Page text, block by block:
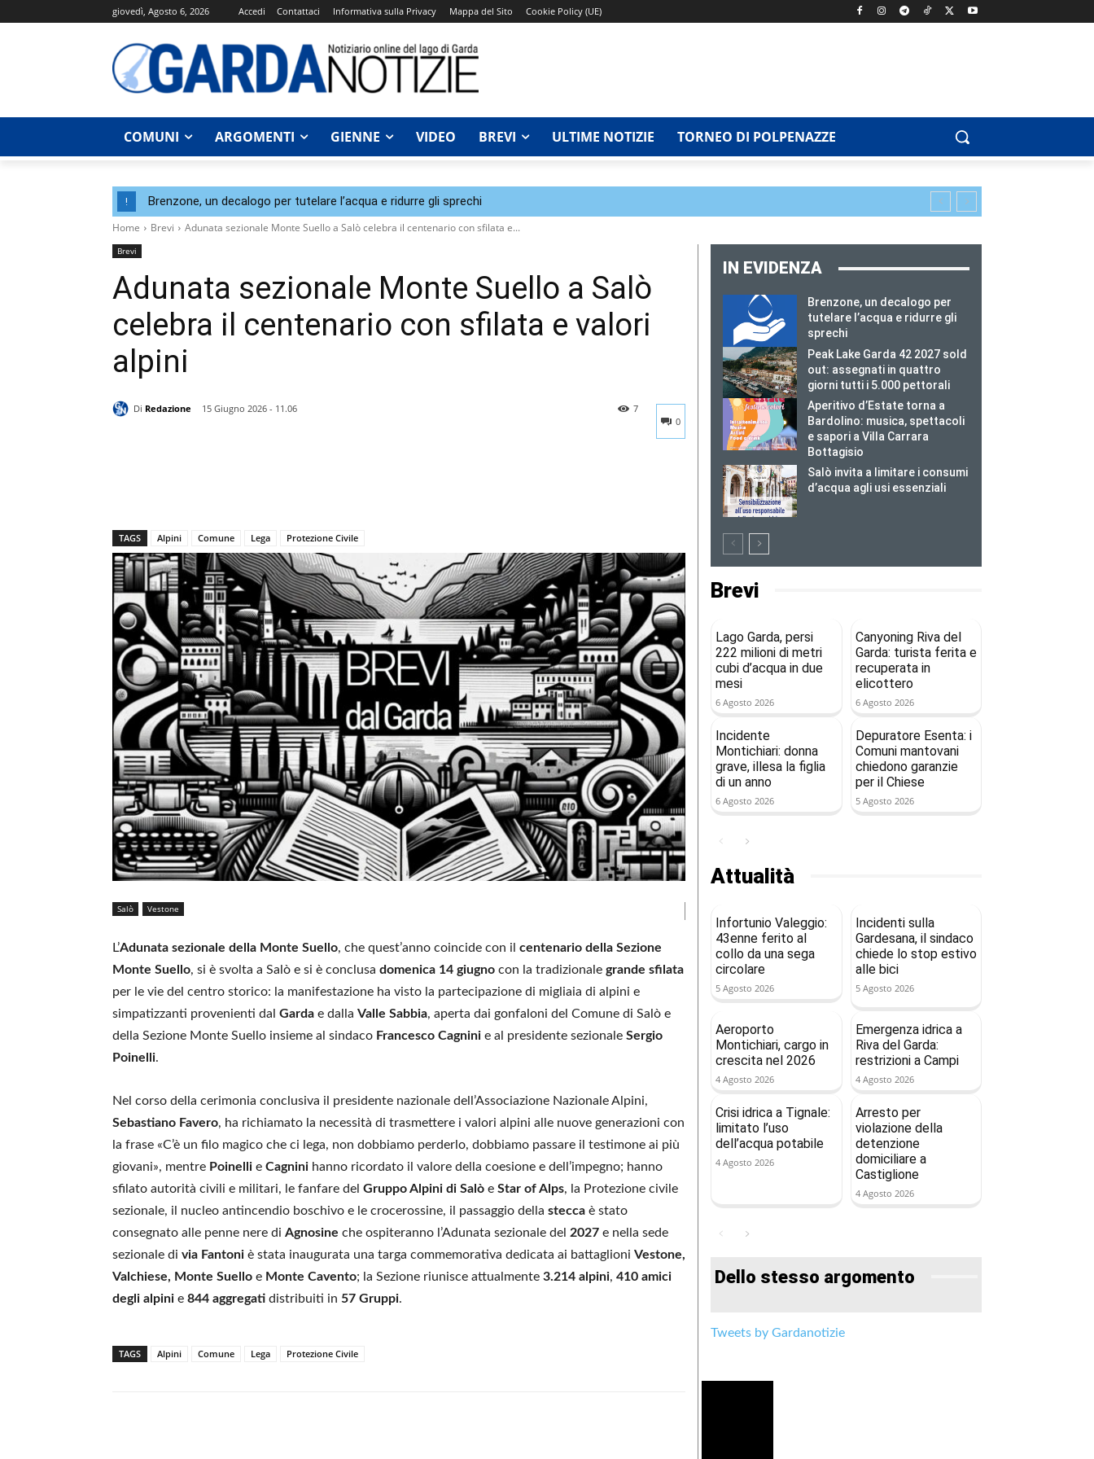
giovedì, Agosto 6, 2026 Accedi Contattaci Informativa sulla Privacy Mappa del Sito Cookie Policy (UE)
COMUNI ARGOMENTI GIENNE VIDEO BREVI ULTIME NOTIZIE TORNEO DI POLPENAZZE
! Brenzone, un decalogo per tutelare l’acqua e ridurre gli sprechi
Home Brevi Adunata sezionale Monte Suello a Salò celebra il centenario con sfilata e...
Brevi
Adunata sezionale Monte Suello a Salò
celebra il centenario con sfilata e valori
alpini
Di Redazione
15 Giugno 2026 - 11.06
0
7
TAGS Alpini Comune Lega Protezione Civile
Salò Vestone
L’Adunata sezionale della Monte Suello, che quest’anno coincide con il centenario della Sezione
Monte Suello, si è svolta a Salò e si è conclusa domenica 14 giugno con la tradizionale grande sfilata
per le vie del centro storico: la manifestazione ha visto la partecipazione di migliaia di alpini e
simpatizzanti provenienti dal Garda e dalla Valle Sabbia, aperta dai gonfaloni del Comune di Salò e
della Sezione Monte Suello insieme al sindaco Francesco Cagnini e al presidente sezionale Sergio
Poinelli.
Nel corso della cerimonia conclusiva il presidente nazionale dell’Associazione Nazionale Alpini,
Sebastiano Favero, ha richiamato la necessità di trasmettere i valori alpini alle nuove generazioni con
la frase «C’è un filo magico che ci lega, non dobbiamo perderlo, dobbiamo passare il testimone ai più
giovani», mentre Poinelli e Cagnini hanno ricordato il valore della coesione e dell’impegno; hanno
sfilato autorità civili e militari, le fanfare del Gruppo Alpini di Salò e Star of Alps, la Protezione civile
sezionale, il nucleo antincendio boschivo e le crocerossine, il passaggio della stecca è stato
consegnato alle penne nere di Agnosine che ospiteranno l’Adunata sezionale del 2027 e nella sede
sezionale di via Fantoni è stata inaugurata una targa commemorativa dedicata ai battaglioni Vestone,
Valchiese, Monte Suello e Monte Cavento; la Sezione riunisce attualmente 3.214 alpini, 410 amici
degli alpini e 844 aggregati distribuiti in 57 Gruppi.
TAGS Alpini Comune Lega Protezione Civile
IN EVIDENZA
Brenzone, un decalogo per
tutelare l’acqua e ridurre gli
sprechi
Peak Lake Garda 42 2027 sold
out: assegnati in quattro
giorni tutti i 5.000 pettorali
Aperitivo d’Estate torna a
Bardolino: musica, spettacoli
e sapori a Villa Carrara
Bottagisio
Salò invita a limitare i consumi
d’acqua agli usi essenziali
Brevi
Lago Garda, persi
222 milioni di metri
cubi d’acqua in due
mesi
6 Agosto 2026
Canyoning Riva del
Garda: turista ferita e
recuperata in
elicottero
6 Agosto 2026
Incidente
Montichiari: donna
grave, illesa la figlia
di un anno
6 Agosto 2026
Depuratore Esenta: i
Comuni mantovani
chiedono garanzie
per il Chiese
5 Agosto 2026
Attualità
Infortunio Valeggio:
43enne ferito al
collo da una sega
circolare
5 Agosto 2026
Incidenti sulla
Gardesana, il sindaco
chiede lo stop estivo
alle bici
5 Agosto 2026
Aeroporto
Montichiari, cargo in
crescita nel 2026
4 Agosto 2026
Emergenza idrica a
Riva del Garda:
restrizioni a Campi
4 Agosto 2026
Crisi idrica a Tignale:
limitato l’uso
dell’acqua potabile
4 Agosto 2026
Arresto per
violazione della
detenzione
domiciliare a
Castiglione
4 Agosto 2026
Dello stesso argomento
Tweets by Gardanotizie